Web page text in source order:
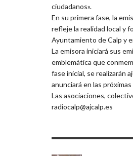
ciudadanos».
En su primera fase, la
refleje la realidad local y
Ayuntamiento de Calp y
La emisora iniciará sus
emblemática que
fase inicial, se realizarán
anunciará en las próximas
Las asociaciones,
radiocalp@ajcalp.es